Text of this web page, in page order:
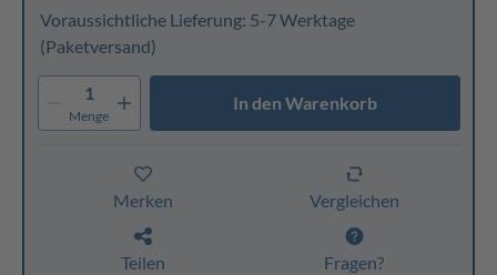
Voraussichtliche Lieferung: 5-7 Werktage
(Paketversand)
1
Menge
In den Warenkorb
Merken Vergleichen
Teilen Fragen?